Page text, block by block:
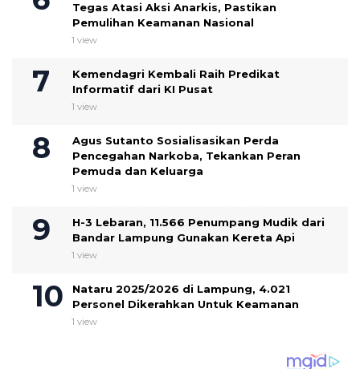
Tegas Atasi Aksi Anarkis, Pastikan
Pemulihan Keamanan Nasional
1 view
Kemendagri Kembali Raih Predikat
Informatif dari KI Pusat
1 view
Agus Sutanto Sosialisasikan Perda
Pencegahan Narkoba, Tekankan Peran
Pemuda dan Keluarga
1 view
H-3 Lebaran, 11.566 Penumpang Mudik dari
Bandar Lampung Gunakan Kereta Api
1 view
Nataru 2025/2026 di Lampung, 4.021
Personel Dikerahkan Untuk Keamanan
1 view